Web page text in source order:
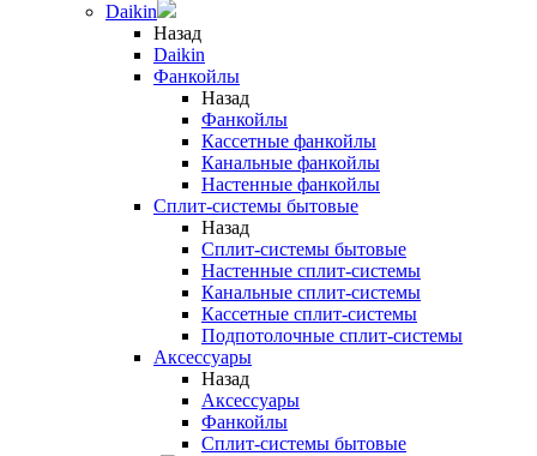
Daikin
Назад
Daikin
Фанкойлы
Назад
Фанкойлы
Кассетные фанкойлы
Канальные фанкойлы
Настенные фанкойлы
Сплит-системы бытовые
Назад
Сплит-системы бытовые
Настенные сплит-системы
Канальные сплит-системы
Кассетные сплит-системы
Подпотолочные сплит-системы
Аксессуары
Назад
Аксессуары
Фанкойлы
Сплит-системы бытовые